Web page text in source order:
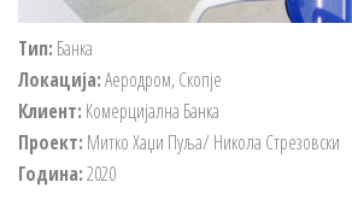
Тип: Банка
Локација:Аеродром, Скопје
Клиент: Комерцијална Банка
Проект: Митко Хаџи Пуља/ Никола Стрезовски
Година:2020